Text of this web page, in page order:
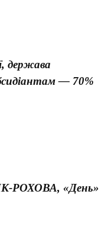
держава
— 70%
РОХОВА, «День»